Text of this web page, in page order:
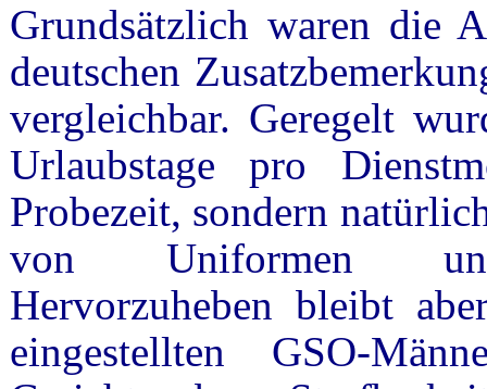
Grundsätzlich waren die
deutschen
vergleichbar. Geregelt
Urlaubstage pro
Probezeit, sondern
von Uniformen und
Hervorzuheben bleibt
eingestellten GSO-